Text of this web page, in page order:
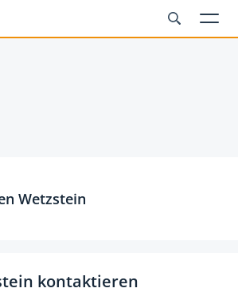
kontaktieren
Wetzstein